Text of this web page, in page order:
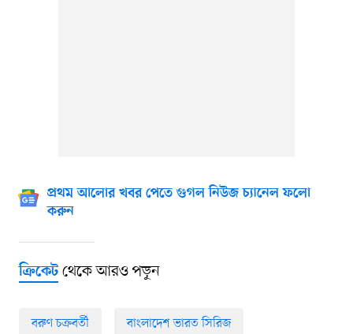
প্রথম আলোর খবর পেতে গুগল নিউজ চ্যানেল ফলো
করুন
ক্রিকেটথেকে আরও পড়ুন
বরুণ চক্রবর্তী বাংলাদেশ ভারত সিরিজ